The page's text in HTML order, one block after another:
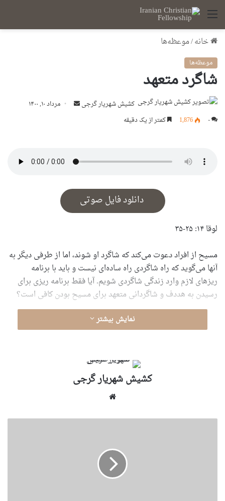
منو
خانه/موعظه‌ها
موعظه‌ها
شاگرد متعهد
کشیش شهریار گرجى
ارسالمرداد ۱۰, ۱۴۰۰
۰
1,876 کمتر از یک دقیقه
دانلود فایل صوتی
لوقا ۱۴: ۲۵-۳۵
مسیح از افراد دعوت می‌کند که شاگرد او شوند، اما از طرفی دیگر به
آنها می‌گوید که راه شاگردی راه ساده‌ای نیست و باید با برنامه
ریزهای لازم وارد زندگی شاگردی شویم. آیا فقط برنامه ریزی برای
رسیدن به هددف و شاگردانی متعهد برای مسیح بودن کافی است؟
نمایش بیشتر
کشیش شهریار گرجى